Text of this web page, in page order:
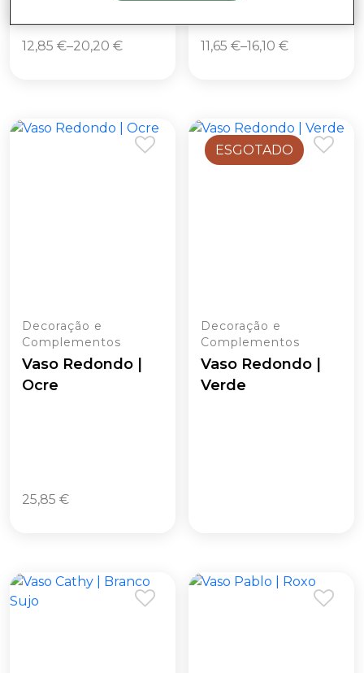
12,85 €–20,20 € 11,65€–16,10€
Decoração e
Complementos
Vaso Redondo |
Ocre
25,85 €
ESGOTADO
Decoração e
Complementos
Vaso Redondo |
Verde